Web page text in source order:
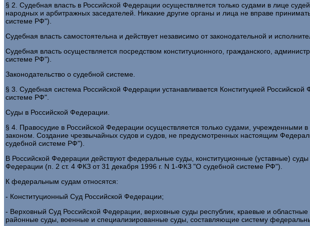
§ 2. Судебная власть в Российской Федерации осуществляется только судами в лице
народных и арбитражных заседателей. Никакие другие органы и лица не вправе
системе РФ").
Судебная власть самостоятельна и действует независимо от законодательной и
Судебная власть осуществляется посредством конституционного, гражданского,
системе РФ").
Законодательство о судебной системе.
§ 3. Судебная система Российской Федерации устанавливается Конституцией
системе РФ".
Суды в Российской Федерации.
§ 4. Правосудие в Российской Федерации осуществляется только судами,
законом. Создание чрезвычайных судов и судов, не предусмотренных настоящим
судебной системе РФ").
В Российской Федерации действуют федеральные суды, конституционные (уставные)
Федерации (п. 2 ст. 4 ФКЗ от 31 декабря 1996 г. N 1-ФКЗ "О судебной системе РФ").
К федеральным судам относятся:
- Конституционный Суд Российской Федерации;
- Верховный Суд Российской Федерации, верховные суды республик, краевые и
районные суды, военные и специализированные суды, составляющие систему